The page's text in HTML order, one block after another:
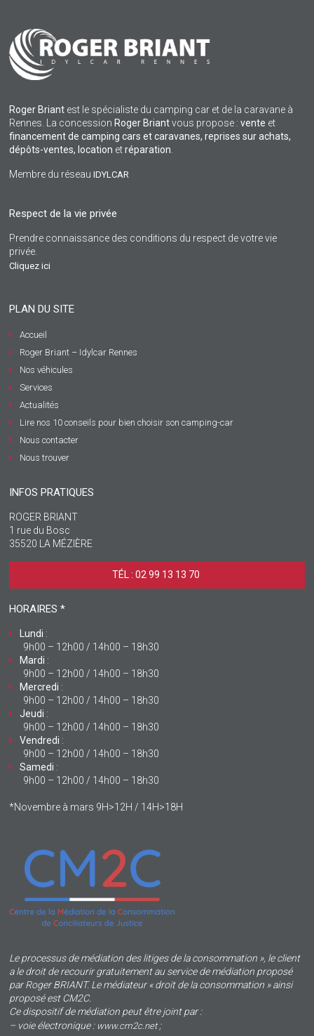
Roger Briant est le spécialiste du camping car et de la caravane à
Rennes. La concession Roger Briantvous propose : vente et
financement de camping cars et caravanes, reprises sur achats,
dépôts-ventes, location etréparation.
Membre du réseauIDYLCAR
Respect de la vie privée
Prendre connaissance des conditions du respect de votre vie
privée.
Cliquez ici
PLAN DU SITE
Accueil
Roger Briant – Idylcar Rennes
Nos véhicules
Services
Actualités
Lire nos 10 conseils pour bien choisir son camping-car
Nous contacter
Nous trouver
INFOS PRATIQUES
ROGER BRIANT
1 rue du Bosc
35520 LA MÉZIÈRE
TÉL : 02 99 13 13 70 ‎
HORAIRES *
Lundi :
9h00 – 12h00 / 14h00 – 18h30
Mardi :
9h00 – 12h00 / 14h00 – 18h30
Mercredi :
9h00 – 12h00 / 14h00 – 18h30
Jeudi :
9h00 – 12h00 / 14h00 – 18h30
Vendredi :
9h00 – 12h00 / 14h00 – 18h30
Samedi :
9h00 – 12h00 / 14h00 – 18h30
*Novembre à mars 9H>12H / 14H>18H
Le processus de médiation des litiges de la consommation », le client
a le droit de recourir gratuitement au service de médiation proposé
par Roger BRIANT. Le médiateur « droit de la consommation » ainsi
proposé est CM2C.
Ce dispositif de médiation peut être joint par :
– voie électronique : www.cm2c.net;